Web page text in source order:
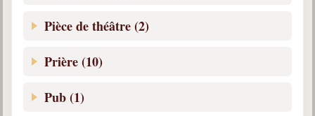
Pièce de théâtre (2)
Prière (10)
Pub (1)